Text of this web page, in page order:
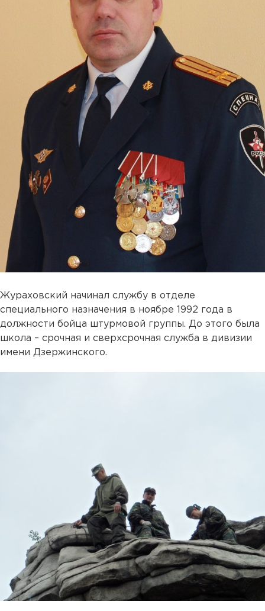
Жураховский начинал службу в отделе
специального назначения в ноябре 1992 года в
должности бойца штурмовой группы. До этого была
школа – срочная и сверхсрочная служба в дивизии
имени Дзержинского.